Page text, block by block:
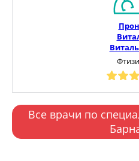
Все врачи по